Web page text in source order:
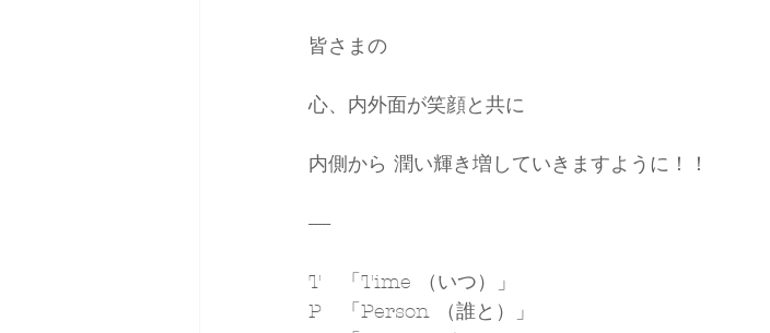
皆さまの
心、内外面が笑顔と共に
内側から 潤い輝き増していきますように！！
-----
T　「Time （いつ）」
P　「Person （誰と）」